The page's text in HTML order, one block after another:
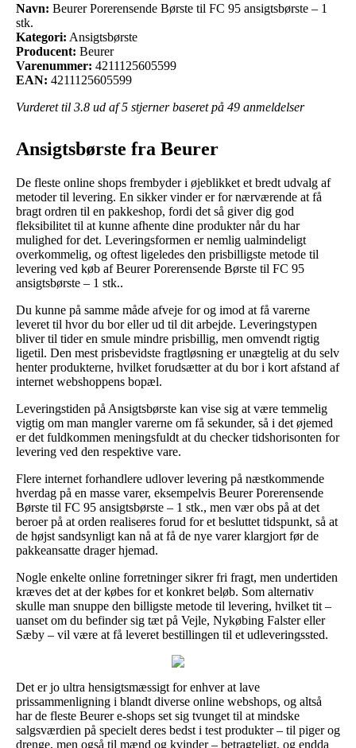
Navn: Beurer Porerensende Børste til FC 95 ansigtsbørste – 1
stk.
Kategori: Ansigtsbørste
Producent: Beurer
Varenummer: 4211125605599
EAN: 4211125605599
Vurderet til 3.8 ud af 5 stjerner baseret på 49 anmeldelser
Ansigtsbørste fra Beurer
De fleste online shops frembyder i øjeblikket et bredt udvalg af
metoder til levering. En sikker vinder er for nærværende at få
bragt ordren til en pakkeshop, fordi det så giver dig god
fleksibilitet til at kunne afhente dine produkter når du har
mulighed for det. Leveringsformen er nemlig ualmindeligt
overkommelig, og oftest ligeledes den prisbilligste metode til
levering ved køb af Beurer Porerensende Børste til FC 95
ansigtsbørste – 1 stk..
Du kunne på samme måde afveje for og imod at få varerne
leveret til hvor du bor eller ud til dit arbejde. Leveringstypen
bliver til tider en smule mindre prisbillig, men omvendt rigtig
ligetil. Den mest prisbevidste fragtløsning er unægtelig at du selv
henter produkterne, hvilket forudsætter at du bor i kort afstand af
internet webshoppens bopæl.
Leveringstiden på Ansigtsbørste kan vise sig at være temmelig
vigtig om man mangler varerne om få sekunder, så i det øjemed
er det fuldkommen meningsfuldt at du checker tidshorisonten for
levering ved den respektive vare.
Flere internet forhandlere udlover levering på næstkommende
hverdag på en masse varer, eksempelvis Beurer Porerensende
Børste til FC 95 ansigtsbørste – 1 stk., men vær obs på at det
beroer på at orden realiseres forud for et besluttet tidspunkt, så at
de højst sandsynligt kan nå at få de nye varer klargjort før de
pakkeansatte drager hjemad.
Nogle enkelte online forretninger sikrer fri fragt, men undertiden
kræves det at der købes for et konkret beløb. Som alternativ
skulle man snuppe den billigste metode til levering, hvilket tit –
uanset om du befinder sig tæt på Vejle, Nykøbing Falster eller
Sæby – vil være at få leveret bestillingen til et udleveringssted.
Det er jo ultra hensigtsmæssigt for enhver at lave
prissammenligning i blandt diverse online webshops, og altså
har de fleste Beurer e-shops set sig tvunget til at mindske
salgsværdien på specielt deres bedst i test produkter – til piger og
drenge, men også til mænd og kvinder – betragteligt, og endda